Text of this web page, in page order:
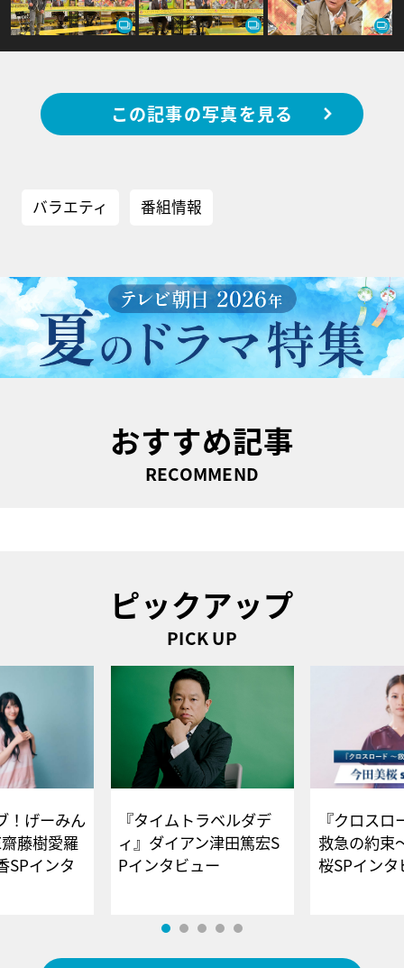
この記事の写真を見る
バラエティ 番組情報
おすすめ記事
RECOMMEND
ピックアップ
PICK UP
！げーみん
藤樹愛羅
SPインタ
『タイムトラベルダデ
ィ』ダイアン津田篤宏S
Pインタビュー
『クロス
救急の約束
桜SPイ